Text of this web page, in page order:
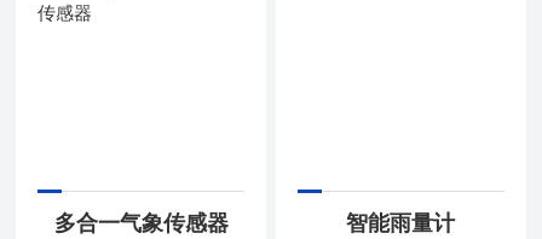
多合一气象传感器 智能雨量计